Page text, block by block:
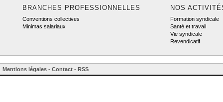
BRANCHES PROFESSIONNELLES
Conventions collectives
Minimas salariaux
NOS
Formation syndicale
Santé et travail
Vie syndicale
Revendicatif
Mentions légales - Contact - RSS